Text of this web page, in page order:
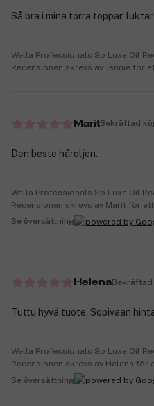
Så bra i mina torra toppar,
Wella Professionals Sp Luxe Oil
Recensionen skrevs av Jennie för
MaritBekräftad
Den beste håroljen.
Wella Professionals Sp Luxe Oil
Recensionen skrevs av Marit för
Se översättning
HelenaBekräftad
Tuttu hyvä tuote. Sopivaan
Wella Professionals Sp Luxe Oil
Recensionen skrevs av Helena för
Se översättning